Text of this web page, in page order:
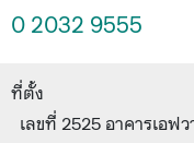
0 2032 9555
ที่ตั้ง
เลขที่ 2525 อาคารเอฟ